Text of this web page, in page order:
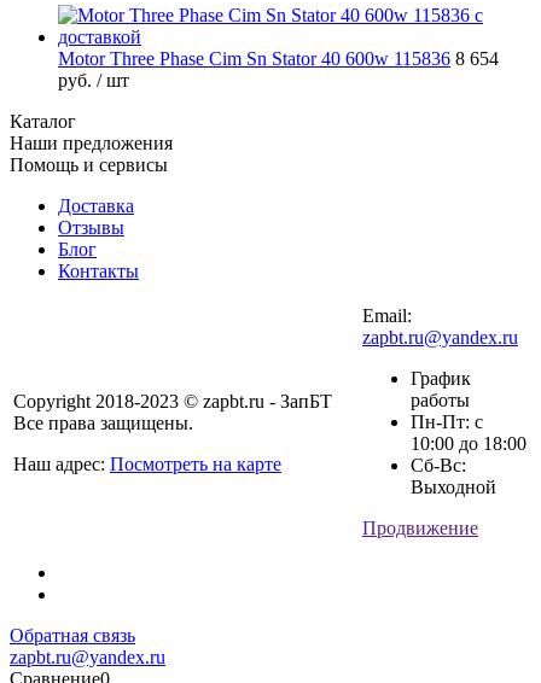
Motor Three Phase Cim Sn Stator 40 600w 115836 8 654
руб. / шт
Каталог
Наши предложения
Помощь и сервисы
Доставка
Отзывы
Блог
Контакты
Copyright 2018-2023 © zapbt.ru - ЗапБТ
Все права защищены.
Наш адрес: Посмотреть на карте
Email:
zapbt.ru@yandex.ru
График
работы
Пн-Пт: с
10:00 до 18:00
Сб-Вс:
Выходной
Продвижение
Обратная связь
zapbt.ru@yandex.ru
Сравнение0